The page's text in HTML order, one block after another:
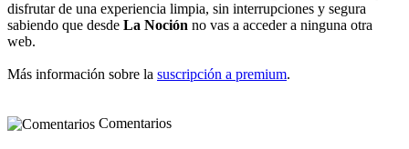
disfrutar de una experiencia limpia, sin interrupciones y segura
sabiendo que desde La Noción no vas a acceder a ninguna otra
web.
Más información sobre la suscripción a premium.
Comentarios